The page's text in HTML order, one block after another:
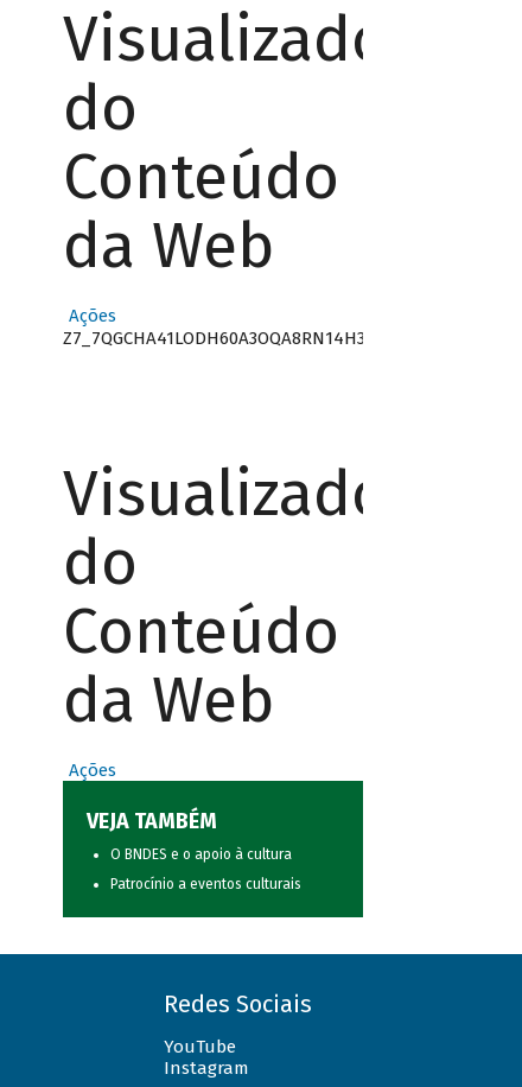
Visualizador
do
Conteúdo
da Web
Ações
Z7_7QGCHA41LODH60A3OQA8RN14H3
Visualizador
do
Conteúdo
da Web
Ações
VEJA TAMBÉM
O BNDES e o apoio à cultura
Patrocínio a eventos culturais
Redes Sociais
YouTube
Instagram